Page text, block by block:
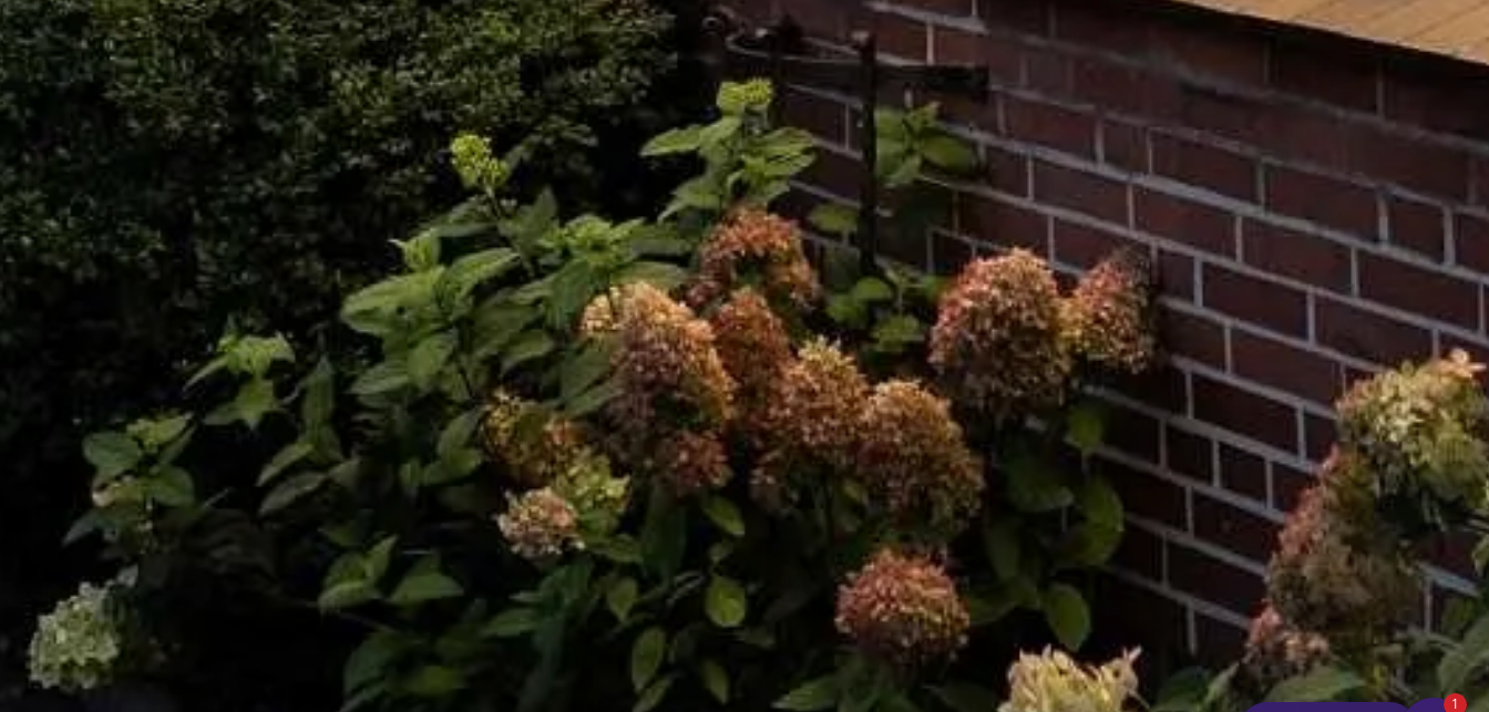
Hotel Osterkrug ****
Husum Schleswig-Holstein
Telefon: +49 4841 66 120
+49 151 2672 9425
Öffnungszeiten:
Von 07:00 Uhr - 21:00 Uhr
Folgt Uns
Bewerten Sie uns
Instagram
Kontakt
Unsere Kooperationspartner: Hotelflyer
hotelflyer_osterkrug.pdf
Herzlich willkommen! Gerne sind wir
für Sie da. Schreiben Sie uns hier.
Jetzt buchen Angebote
1